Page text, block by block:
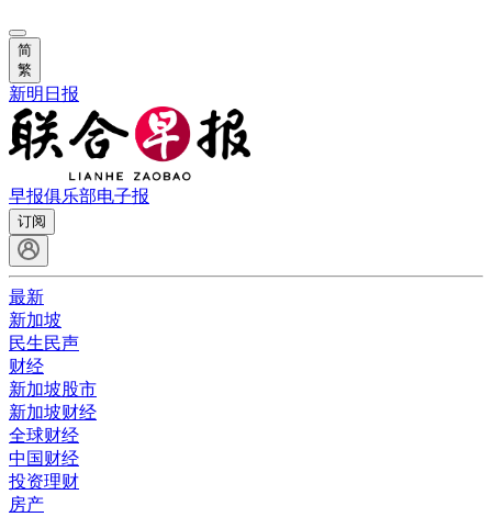
简
繁
新明日报
早报俱乐部电子报
订阅
最新
新加坡
民生民声
财经
新加坡股市
新加坡财经
全球财经
中国财经
投资理财
房产